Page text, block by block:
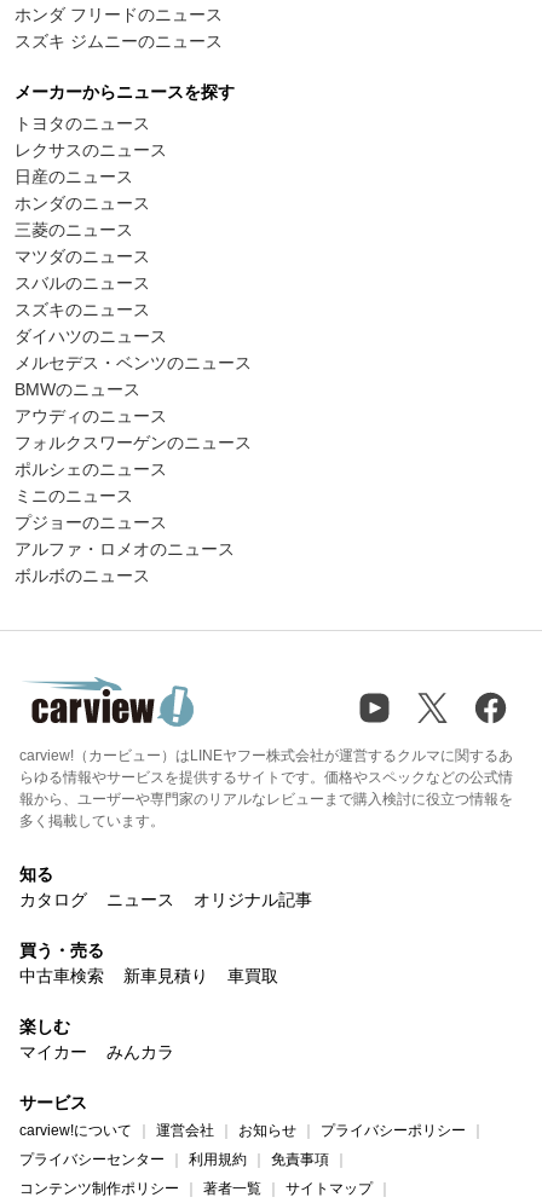
ホンダ フリードのニュース
スズキ ジムニーのニュース
メーカーからニュースを探す
トヨタのニュース
レクサスのニュース
日産のニュース
ホンダのニュース
三菱のニュース
マツダのニュース
スバルのニュース
スズキのニュース
ダイハツのニュース
メルセデス・ベンツのニュース
BMWのニュース
アウディのニュース
フォルクスワーゲンのニュース
ポルシェのニュース
ミニのニュース
プジョーのニュース
アルファ・ロメオのニュース
ボルボのニュース
carview!（カービュー）はLINEヤフー株式会社が運営するクルマに関するあ
らゆる情報やサービスを提供するサイトです。価格やスペックなどの公式情
報から、ユーザーや専門家のリアルなレビューまで購入検討に役立つ情報を
多く掲載しています。
知る
カタログ
ニュース オリジナル記事
買う・売る
中古車検索
新車見積り 車買取
楽しむ
マイカー
みんカラ
サービス
carview!について 運営会社 お知らせ
プライバシーポリシー
プライバシーセンター
利用規約
免責事項
コンテンツ制作ポリシー
著者一覧 サイトマップ